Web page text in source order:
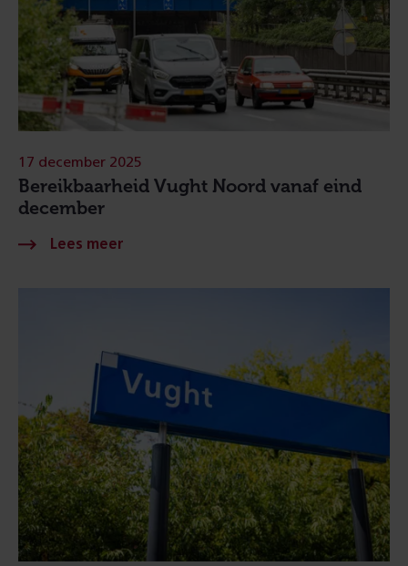
Bereikbaarheid Vught Noord vanaf eind
december
17 december 2025